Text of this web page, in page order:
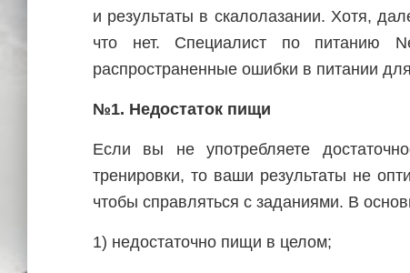
и результаты в скалолазании. Хотя,
что нет. Специалист по питанию
распространенные ошибки в питании
№1. Недостаток пищи
Если вы не употребляете
тренировки, то ваши результаты не
чтобы справляться с заданиями. В
1) недостаточно пищи в целом;